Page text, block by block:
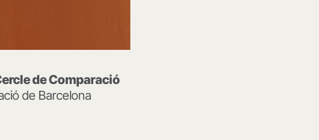
de Comparació
de Barcelona